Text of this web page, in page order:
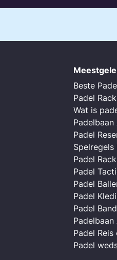
Beste
Padel
Wat is
Padel
Spelregels
Padel
Padel
Padel
Padel
Padel
Padel
Padel